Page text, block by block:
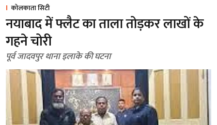
कोलकाता सिटी
नयाबाद में फ्लैट का ताला तोड़कर लाखों के
गहने चोरी
पूर्व जादवपुर थाना इलाके की घटना